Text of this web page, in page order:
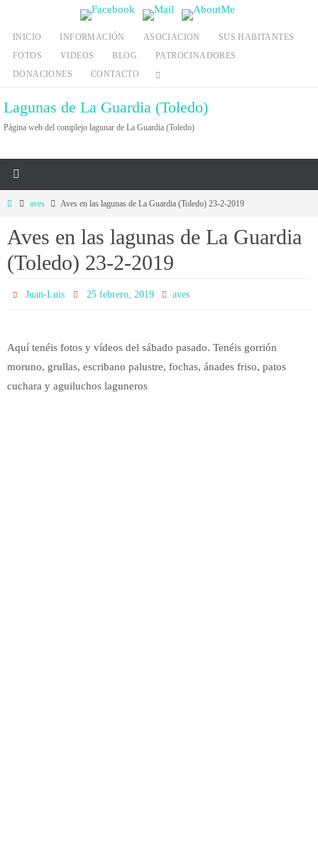
contenido
INICIO INFORMACIÓN ASOCIACION
SUS HABITANTES
FOTOS
VIDEOS BLOG
PATROCINADORES
DONACIONES
CONTACTO
Lagunas de La Guardia (Toledo)
Página web del complejo lagunar de La Guardia (Toledo)
Inicioaves Aves en las lagunas de La Guardia (Toledo) 23-2-2019
Aves en las lagunas de La Guardia
(Toledo) 23-2-2019
Juan-Luis 25 febrero, 2019 aves
Aquí tenéis fotos y vídeos del sábado pasado. Tenéis gorrión
moruno, grullas, escribano palustre, fochas, ánades friso, patos
cuchara y aguiluchos laguneros